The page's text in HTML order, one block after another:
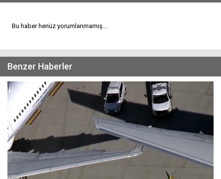
Bu haber henüz yorumlanmamış...
Benzer Haberler